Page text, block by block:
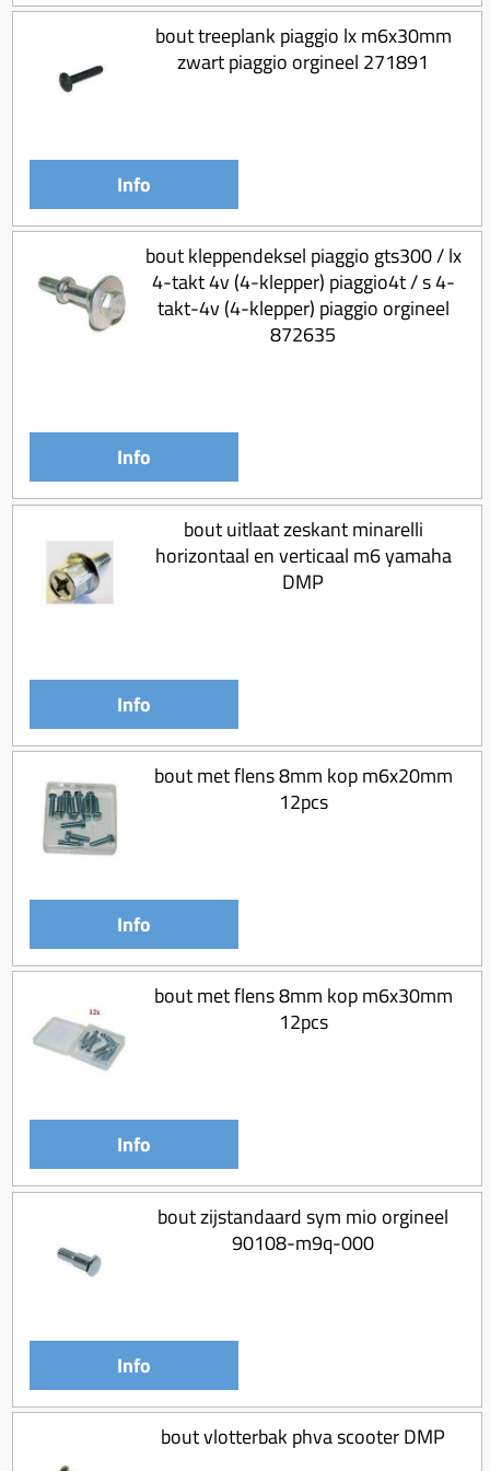
Radiateur (delen)
V-snaren
Variorolsets
Pulley
Variateur (delen)
Variokit
Tomos opvoeren (kits)
Koppeling compleet
Koppeling trekveer
Ketting / tandwiel
Remsegmenten
Remklauw (delen)
Remschijven
Voorvork
Wiel (delen)
Standaard
Kickstart (delen)
Voordragers
Windschermen
Accessoires overig
Gereedschap
Speednut
bout treeplank piaggio lx m6x30mm
zwart piaggio orgineel 271891
Info
bout kleppendeksel piaggio gts300 / lx
4-takt 4v (4-klepper) piaggio4t / s 4-
takt-4v (4-klepper) piaggio orgineel
872635
Info
bout uitlaat zeskant minarelli
horizontaal en verticaal m6 yamaha
DMP
Info
bout met flens 8mm kop m6x20mm
12pcs
Info
bout met flens 8mm kop m6x30mm
12pcs
Info
bout zijstandaard sym mio orgineel
90108-m9q-000
Info
bout vlotterbak phva scooter DMP